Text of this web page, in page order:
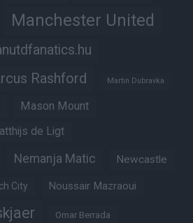
Manchester United
Rashford Martin Dubravka
Mason Mount
de Ligt
Nemanja Matic Newcastle
City Noussair Mazraoui
Omar Berrada